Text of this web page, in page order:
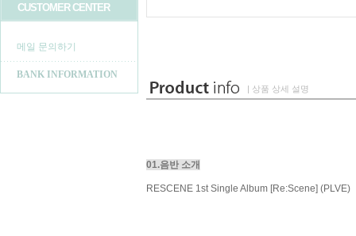
CUSTOMER CENTER
메일 문의하기
BANK INFORMATION
| 상품 상세 설명
01.음반 소개
RESCENE 1st Single Album [Re:Scene] (PLVE)